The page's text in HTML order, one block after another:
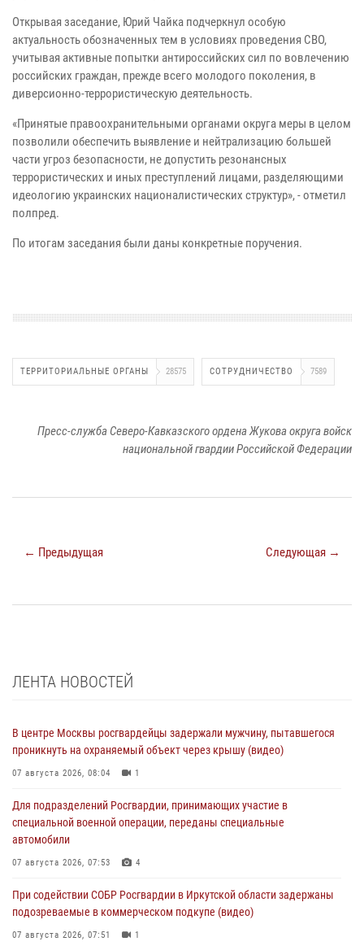
Открывая заседание, Юрий Чайка подчеркнул особую
актуальность обозначенных тем в условиях проведения СВО,
учитывая активные попытки антироссийских сил по вовлечению
российских граждан, прежде всего молодого поколения, в
диверсионно-террористическую деятельность.
«Принятые правоохранительными органами округа меры в целом
позволили обеспечить выявление и нейтрализацию большей
части угроз безопасности, не допустить резонансных
террористических и иных преступлений лицами, разделяющими
идеологию украинских националистических структур», - отметил
полпред.
По итогам заседания были даны конкретные поручения.
ТЕРРИТОРИАЛЬНЫЕ ОРГАНЫ 28575 СОТРУДНИЧЕСТВО 7589
Пресс-служба Северо-Кавказского ордена Жукова округа войск
национальной гвардии Российской Федерации
← Предыдущая Следующая →
ЛЕНТА НОВОСТЕЙ
В центре Москвы росгвардейцы задержали мужчину, пытавшегося
проникнуть на охраняемый объект через крышу (видео)
07 августа 2026, 08:04 1
Для подразделений Росгвардии, принимающих участие в
специальной военной операции, переданы специальные
автомобили
07 августа 2026, 07:53 4
При содействии СОБР Росгвардии в Иркутской области задержаны
подозреваемые в коммерческом подкупе (видео)
07 августа 2026, 07:51 1